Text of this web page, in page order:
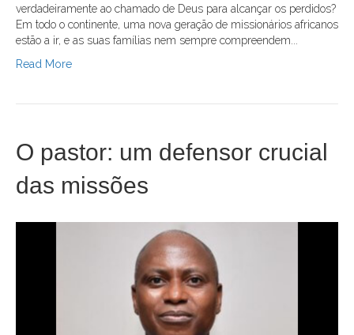
verdadeiramente ao chamado de Deus para alcançar os perdidos?
Em todo o continente, uma nova geração de missionários africanos
estão a ir, e as suas famílias nem sempre compreendem...
Read More
O pastor: um defensor crucial
das missões